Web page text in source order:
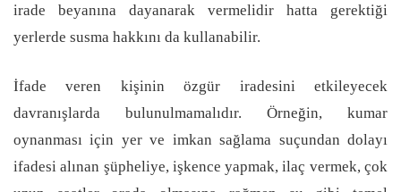
irade beyanına dayanarak vermelidir hatta gerektiği
yerlerde susma hakkını da kullanabilir.
İfade veren kişinin özgür iradesini etkileyecek
davranışlarda bulunulmamalıdır. Örneğin, kumar
oynanması için yer ve imkan sağlama suçundan dolayı
ifadesi alınan şüpheliye, işkence yapmak, ilaç vermek, çok